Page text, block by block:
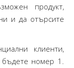
продукт,
и да отърсите
клиенти,
бъдете номер 1.